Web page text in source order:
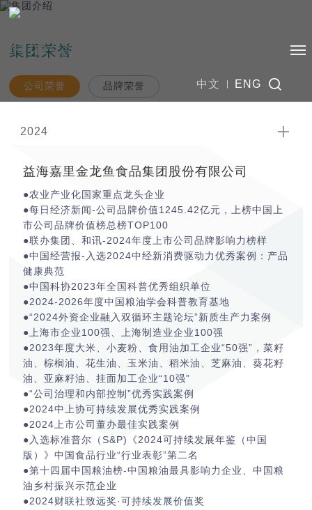
中文 ENG
集团荣誉
公司荣誉 品牌荣誉
2024
益海嘉里金龙鱼食品集团股份有限公司
●农业产业化国家重点龙头企业
●每日经济新闻-公司品牌价值1245.42亿元，上榜中国上
市公司品牌价值榜总榜TOP100
●联办集团、和讯-2024年度上市公司品牌影响力榜样
●中国经营报-入选2024中经新消费驱动力优秀案例：产品
健康典范
●中国科协2023年全国科普优秀组织单位
●2024-2026年度中国粮油学会科普教育基地
●“2024外资企业融入双循环主题论坛”新质生产力案例
●上海市企业100强、上海制造业企业100强
●2023年度大米、小麦粉、食用油加工企业“50强”，菜籽
油、棕榈油、花生油、玉米油、稻米油、芝麻油、葵花籽
油、亚麻籽油、挂面加工企业“10强”
●“公司治理和内部控制”优秀实践案例
●2024中上协可持续发展优秀实践案例
●2024上市公司董办最佳实践案例
●入选标准普尔（S&P)《2024可持续发展年鉴（中国
版）》中国食品行业“行业表彰”第二名
●第十四届中国粮油榜-中国粮油最具影响力企业、中国粮
油乡村振兴示范企业
●2024财联社致远奖·可持续发展价值奖